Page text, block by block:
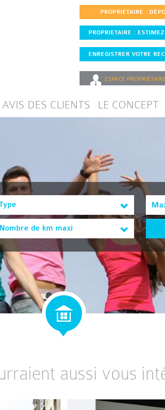
PROPRIETAIRE :
PROPRIETAIRE : ESTIMEZ
ENREGISTRER VOTRE
ESPACE
AVIS DES CLIENTS LE CONCEPT
Nombre de km maxi
aussi vous